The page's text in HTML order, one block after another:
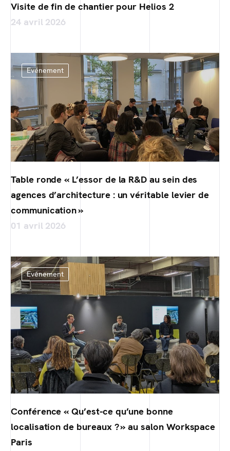
Visite de fin de chantier pour Helios 2
24 avril 2026
Evénement
Table ronde « L’essor de la R&D au sein des
agences d’architecture : un véritable levier de
communication »
01 avril 2026
Evénement
Conférence « Qu’est-ce qu’une bonne
localisation de bureaux ? » au salon Workspace
Paris